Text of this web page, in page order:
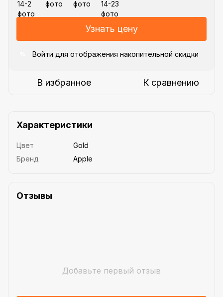
Узнать цену
Войти для отображения накопительной скидки
В избранное К сравнению
Характеристики
Цвет
Gold
Бренд
Apple
Отзывы
Добавьте первый отзыв